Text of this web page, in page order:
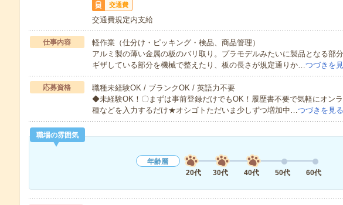
交通費
交通費規定内支給
仕事内容
軽作業（仕分け・ピッキング・検品、商品管理）
アルミ製の薄い金属の板のバリ取り。プラモデルみたいに製品となる部
ギザしている部分を機械で整えたり、板の長さが規定通りか… つづきを
応募資格
職種未経験OK / ブランクOK / 英語力不要
◆未経験OK！〇まずは事前登録だけでもOK！履歴書不要で気軽にオン
種などを入力するだけ★オシゴトただいま少しずつ増加中… つづきを見る
職場の雰囲気
年齢層
20代
30代 40代 50代 60代